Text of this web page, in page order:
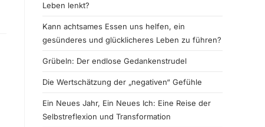
Leben lenkt?
Kann achtsames Essen uns helfen, ein
gesünderes und glücklicheres Leben zu führen?
Grübeln: Der endlose Gedankenstrudel
Die Wertschätzung der „negativen“ Gefühle
Ein Neues Jahr, Ein Neues Ich: Eine Reise der
Selbstreflexion und Transformation